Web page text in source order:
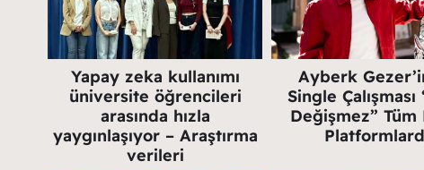
Yapay zeka kullanımı
üniversite öğrencileri
arasında hızla
yaygınlaşıyor – Araştırma
verileri
Ayberk
Single Çalışması
Değişmez” Tüm